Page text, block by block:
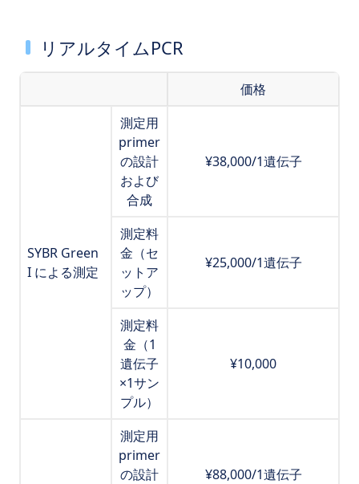
リアルタイムPCR
価格
SYBR Green
I による測定
測定用
primer
の設計
および
合成
¥38,000/1遺伝子
測定料
金（セ
ットア
ップ）
¥25,000/1遺伝子
測定料
金（1
遺伝子
×1サン
プル）
¥10,000
測定用
primer
の設計
¥88,000/1遺伝子